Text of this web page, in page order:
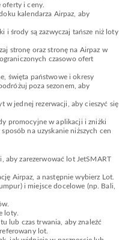
oferty i ceny.
kalendarza Airpaz, aby
i środy są zazwyczaj tańsze niż loty
stronę oraz stronę na Airpaz w
czasowo ofert
święta państwowe i okresy
poza sezonem, aby
w jednej rezerwacji, aby cieszyć się
promocyjne w aplikacji i zniżki
na uzyskanie niższych cen
aby zarezerwować lot JetSMART
Airpaz, a następnie wybierz Lot.
i miejsce docelowe (np. Bali,
loty.
lub czas trwania, aby znaleźć
lot.